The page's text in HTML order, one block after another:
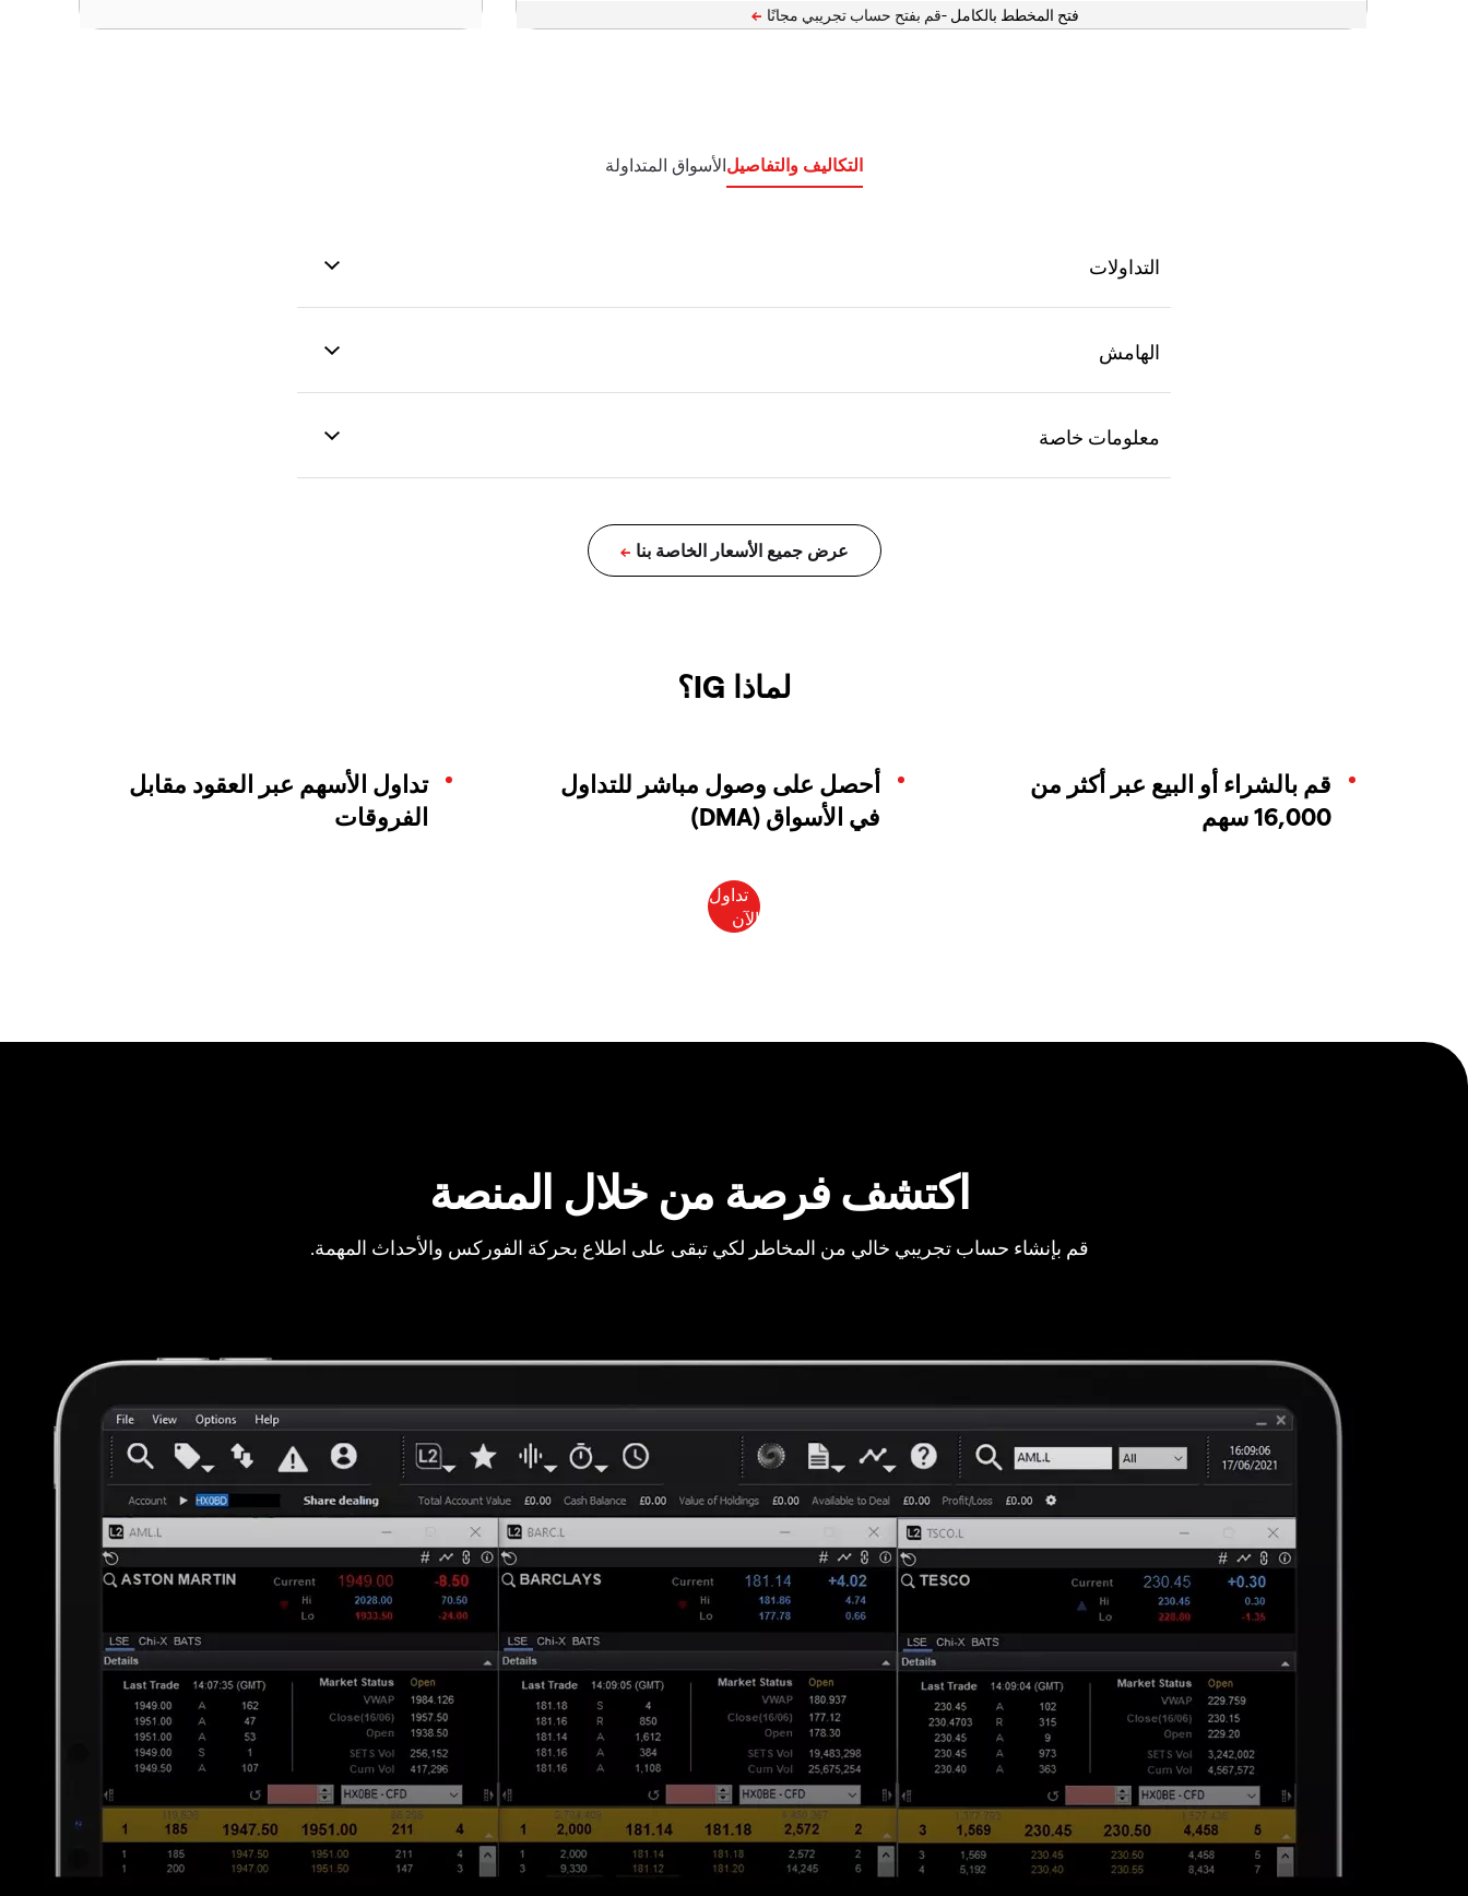
فتح المخطط بالكامل -
التكاليف والتفاصيلالأسواق المتداولة
لماذا IG؟
قم بالشراء أو البيع عبر أكثر من
16,000 سهم
أحصل على وصول مباشر للتداول
في الأسواق (DMA)
تداول الأسهم عبر العقود مقابل
الفروقات
اكتشف فرصة من خلال المنصة
قم بإنشاء حساب تجريبي خالي من المخاطر لكي تبقى على اطلاع بحركة الفوركس والأحداث المهمة.